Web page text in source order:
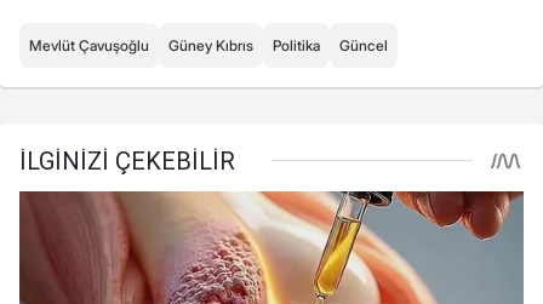
Mevlüt Çavuşoğlu Güney Kıbrıs Politika Güncel